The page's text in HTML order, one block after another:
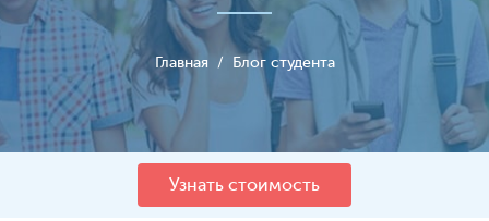
Главная / Блог студента
Узнать стоимость